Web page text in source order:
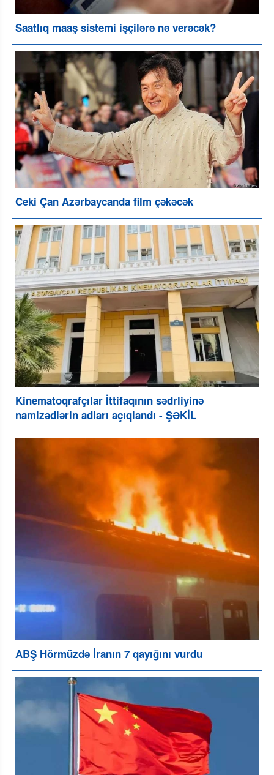
Saatlıq maaş sistemi işçilərə nə verəcək?
Ceki Çan Azərbaycanda film çəkəcək
Kinematoqrafçılar İttifaqının sədrliyinə
namizədlərin adları açıqlandı - ŞƏKİL
ABŞ Hörmüzdə İranın 7 qayığını vurdu